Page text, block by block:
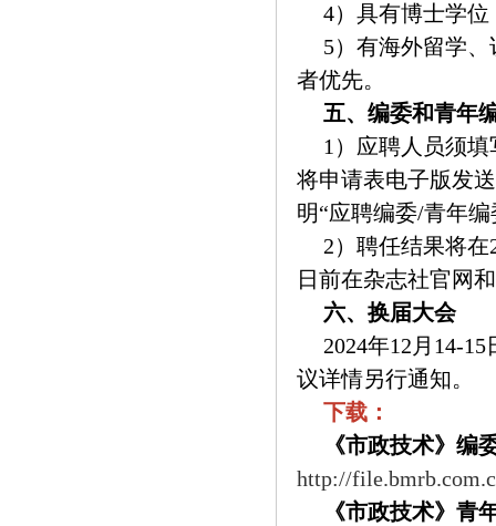
4）具有博士学
5）有海外留学
者优先。
五、编委和青年
1）应聘人员须
将申请表电子版发
明“应聘编委/青年
2）聘任结果将在
日前在杂志社官网
六、换届大会
2024年12月14-
议详情另行通知。
下载：
《市政技术》编
http://
《市政技术》青